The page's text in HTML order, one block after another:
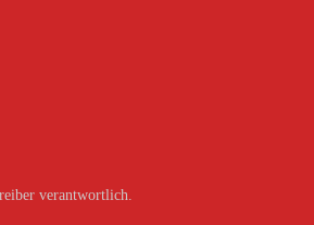
verantwortlich.